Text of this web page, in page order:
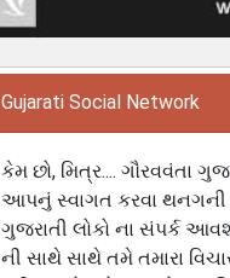
Gujarati Social Network
કેમ છો, મિત્ર.... ગૌરવવંતા
આપનું સ્વાગત કરવા
ગુજરાતી લોકો ના સંપર્ક
ની સાથે સાથે તમે તમારા